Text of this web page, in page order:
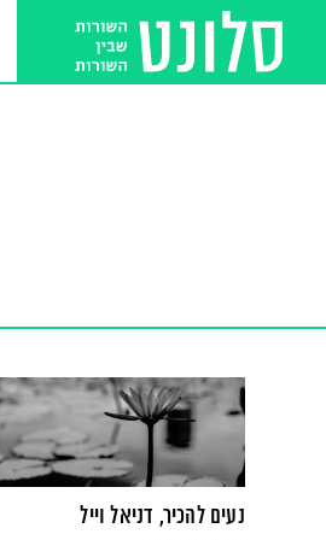
נעים להכיר, דניאל וייל